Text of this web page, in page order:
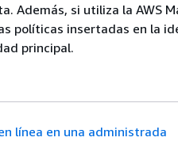
Además, si utiliza la AWS
políticas insertadas en la
principal.
línea en una administrada